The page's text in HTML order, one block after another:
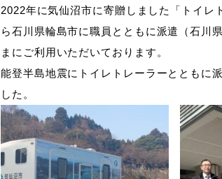
2022年に気仙沼市に寄贈しました「トイ
ら石川県輪島市に職員とともに派遣（石川
まにご利用いただいております。
能登半島地震にトイレトレーラーとともに
した。